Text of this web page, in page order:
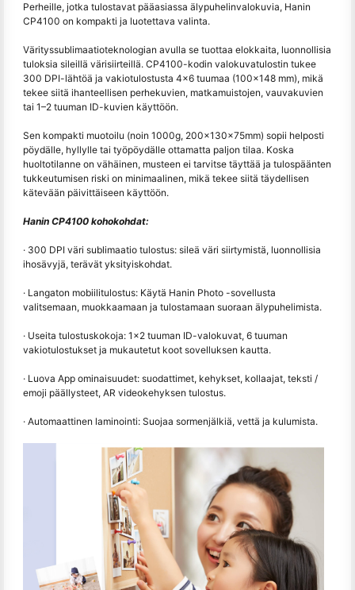
Perheille, jotka tulostavat pääasiassa älypuhelinvalokuvia, Hanin
CP4100 on kompakti ja luotettava valinta.
Värityssublimaatioteknologian avulla se tuottaa elokkaita, luonnollisia
tuloksia sileillä värisiirteillä. CP4100-kodin valokuvatulostin tukee
300 DPI-lähtöä ja vakiotulostusta 4×6 tuumaa (100×148 mm), mikä
tekee siitä ihanteellisen perhekuvien, matkamuistojen, vauvakuvien
tai 1–2 tuuman ID-kuvien käyttöön.
Sen kompakti muotoilu (noin 1000g, 200x130x75mm) sopii helposti
pöydälle, hyllylle tai työpöydälle ottamatta paljon tilaa. Koska
huoltotilanne on vähäinen, musteen ei tarvitse täyttää ja tulospäänten
tukkeutumisen riski on minimaalinen, mikä tekee siitä täydellisen
kätevään päivittäiseen käyttöön.
Hanin CP4100 kohokohdat:
· 300 DPI väri sublimaatio tulostus: sileä väri siirtymistä, luonnollisia
ihosävyjä, terävät yksityiskohdat.
· Langaton mobiilitulostus: Käytä Hanin Photo -sovellusta
valitsemaan, muokkaamaan ja tulostamaan suoraan älypuhelimista.
· Useita tulostuskokoja: 1x2 tuuman ID-valokuvat, 6 tuuman
vakiotulostukset ja mukautetut koot sovelluksen kautta.
· Luova App ominaisuudet: suodattimet, kehykset, kollaajat, teksti /
emoji päällysteet, AR videokehyksen tulostus.
· Automaattinen laminointi: Suojaa sormenjälkiä, vettä ja kulumista.